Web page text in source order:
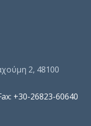
2, 48100
+30-26823-60640